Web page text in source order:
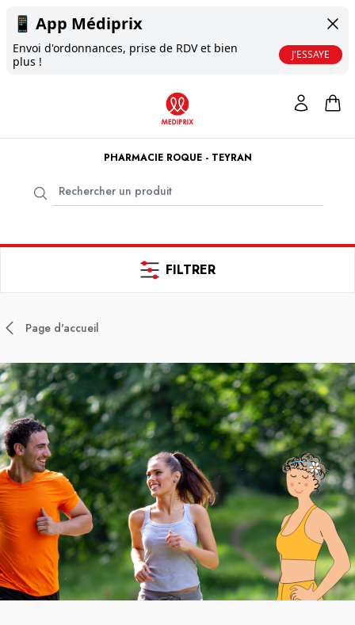
📱 App Médiprix
Envoi d'ordonnances, prise de RDV et bien
plus !
J'ESSAYE
PHARMACIE ROQUE - TEYRAN
FILTRER
Page d'accueil